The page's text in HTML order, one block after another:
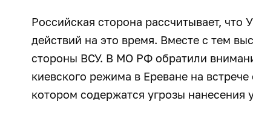
Российская сторона рассчитывает, что
действий на это время. Вместе с тем
стороны ВСУ. В МО РФ обратили
киевского режима в Ереване на
котором содержатся угрозы